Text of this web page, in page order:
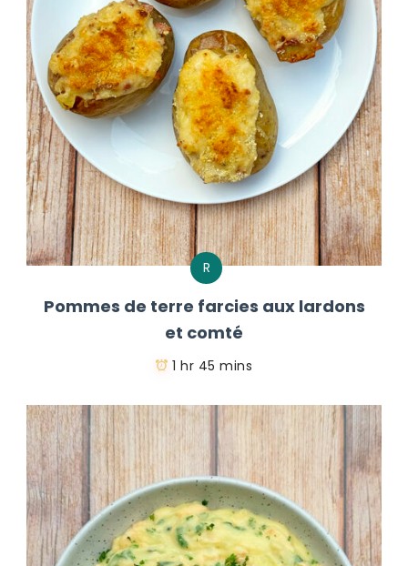
R
Pommes de terre farcies aux lardons
et comté
1 hr 45 mins